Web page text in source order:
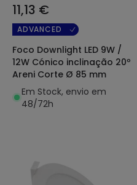
11,13 €
ADVANCED
Foco Downlight LED 9W /
12W Cónico inclinação 20º
Areni Corte Ø 85 mm
Em Stock, envio em
48/72h